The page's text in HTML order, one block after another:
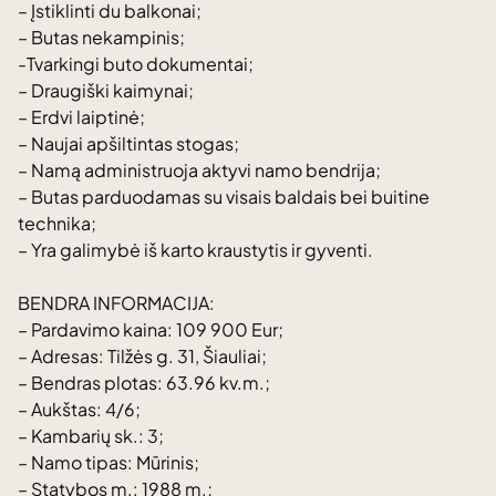
– Įstiklinti du balkonai;
– Butas nekampinis;
-Tvarkingi buto dokumentai;
– Draugiški kaimynai;
– Erdvi laiptinė;
– Naujai apšiltintas stogas;
– Namą administruoja aktyvi namo bendrija;
– Butas parduodamas su visais baldais bei buitine
technika;
– Yra galimybė iš karto kraustytis ir gyventi.
BENDRA INFORMACIJA:
– Pardavimo kaina: 109 900 Eur;
– Adresas: Tilžės g. 31, Šiauliai;
– Bendras plotas: 63.96 kv.m.;
– Aukštas: 4/6;
– Kambarių sk.: 3;
– Namo tipas: Mūrinis;
– Statybos m.: 1988 m.;